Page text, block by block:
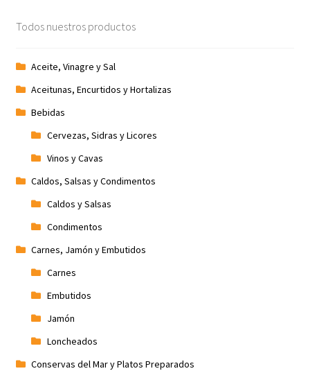
Todos nuestros productos
Aceite, Vinagre y Sal
Aceitunas, Encurtidos y Hortalizas
Bebidas
Cervezas, Sidras y Licores
Vinos y Cavas
Caldos, Salsas y Condimentos
Caldos y Salsas
Condimentos
Carnes, Jamón y Embutidos
Carnes
Embutidos
Jamón
Loncheados
Conservas del Mar y Platos Preparados